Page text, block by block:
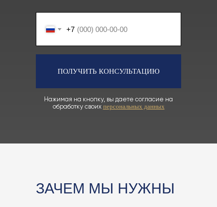
+7
ПОЛУЧИТЬ КОНСУЛЬТАЦИЮ
Нажимая на кнопку, вы даете согласие на
обработку своих персональных данных
ЗАЧЕМ МЫ НУЖНЫ